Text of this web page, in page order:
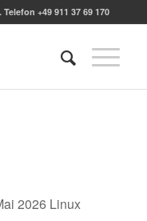
+49 911 37 69 170
2026 Linux